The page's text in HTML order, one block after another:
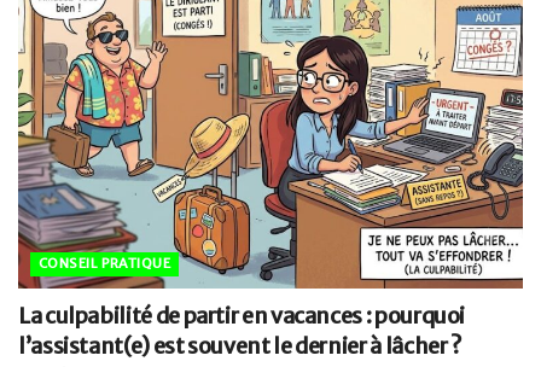
CONSEIL PRATIQUE
La culpabilité de partir en vacances : pourquoi
l’assistant(e) est souvent le dernier à lâcher ?